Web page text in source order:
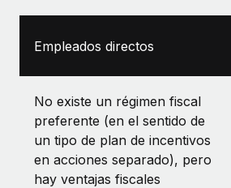
Empleados directos
No existe un régimen fiscal
preferente (en el sentido de
un tipo de plan de incentivos
en acciones separado), pero
hay ventajas fiscales